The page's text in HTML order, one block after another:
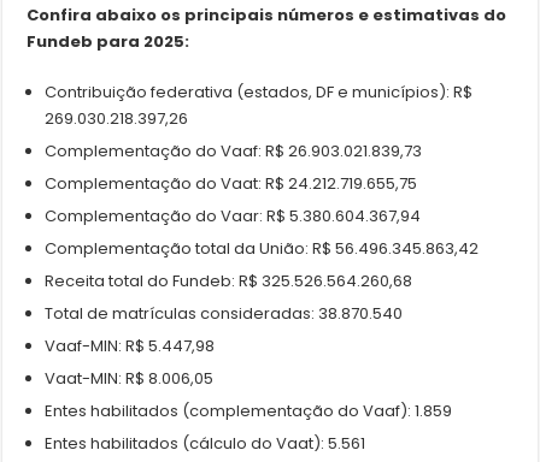
Confira abaixo os principais números e estimativas do
Fundeb para 2025:
Contribuição federativa (estados, DF e municípios): R$
269.030.218.397,26
Complementação do Vaaf: R$ 26.903.021.839,73
Complementação do Vaat: R$ 24.212.719.655,75
Complementação do Vaar: R$ 5.380.604.367,94
Complementação total da União: R$ 56.496.345.863,42
Receita total do Fundeb: R$ 325.526.564.260,68
Total de matrículas consideradas: 38.870.540
Vaaf-MIN: R$ 5.447,98
Vaat-MIN: R$ 8.006,05
Entes habilitados (complementação do Vaaf): 1.859
Entes habilitados (cálculo do Vaat): 5.561